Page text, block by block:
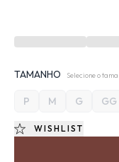
TAMANHO Selecione o
P M G GG
WISHLIST